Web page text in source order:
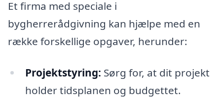
Et firma med speciale i
bygherrerådgivning kan hjælpe med en
række forskellige opgaver, herunder:
Projektstyring: Sørg for, at dit projekt
holder tidsplanen og budgettet.